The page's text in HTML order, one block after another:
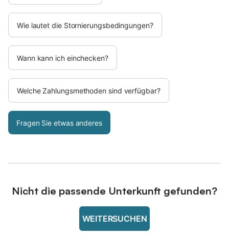
Wie lautet die Stornierungsbedingungen?
Wann kann ich einchecken?
Welche Zahlungsmethoden sind verfügbar?
Fragen Sie etwas anderes
Nicht die passende Unterkunft gefunden?
WEITERSUCHEN